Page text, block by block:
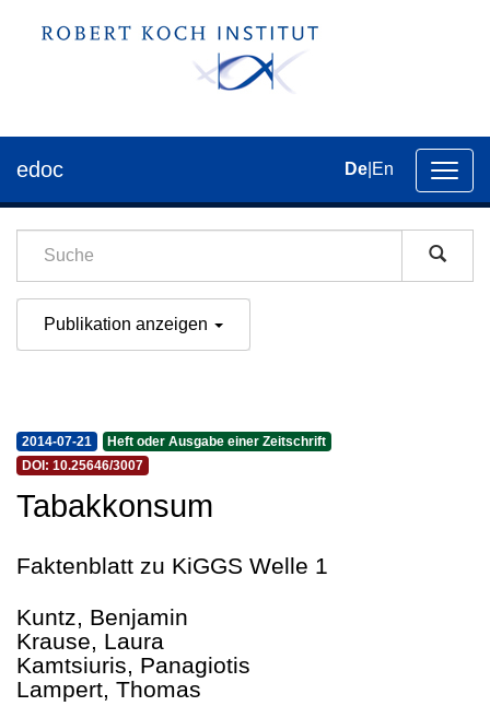
der
edoc De En
Publikation anzeigen
2014-07-21
Heft oder Ausgabe einer Zeitschrift
DOI: 10.25646/3007
Tabakkonsum
Faktenblatt zu KiGGS Welle 1
Kuntz, Benjamin
Krause, Laura
Kamtsiuris, Panagiotis
Lampert, Thomas